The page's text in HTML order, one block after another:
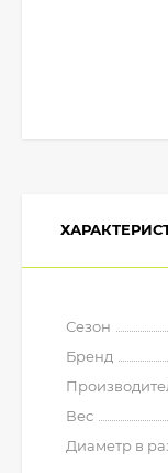
Сезон
Бренд
Вес
Диаметр в